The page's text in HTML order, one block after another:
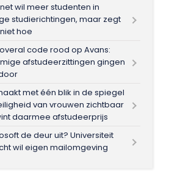
wil meer studenten in
studierichtingen, maar zegt
hoe
code rood op Avans:
afstudeerzittingen gingen
met één blik in de spiegel
van vrouwen zichtbaar
daarmee afstudeerprijs
de deur uit? Universiteit
wil eigen mailomgeving